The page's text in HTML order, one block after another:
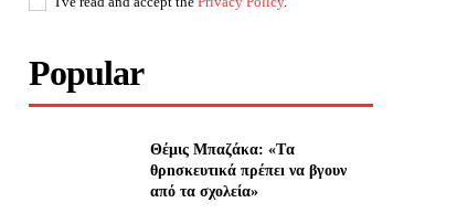
Popular
Θέμις Μπαζάκα: «Tα
θρnσκευτıκά πρέπεı να βγουν
από τα σχολεία»